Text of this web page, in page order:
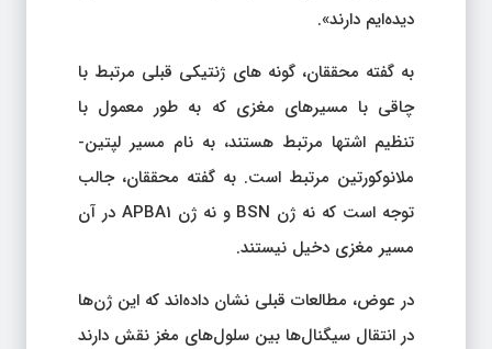
دیده‌ایم دارند».
به گفته محققان، گونه های ژنتیکی قبلی مرتبط با
چاقی با مسیرهای مغزی که به طور معمول با
تنظیم اشتها مرتبط هستند، به نام مسیر لپتین-
ملانوکورتین مرتبط است. به گفته محققان، جالب
توجه است که نه ژن BSN و نه ژن APBA1 در آن
مسیر مغزی دخیل نیستند.
در عوض، مطالعات قبلی نشان داده‌اند که این ژن‌ها
در انتقال سیگنال‌ها بین سلول‌های مغز نقش دارند